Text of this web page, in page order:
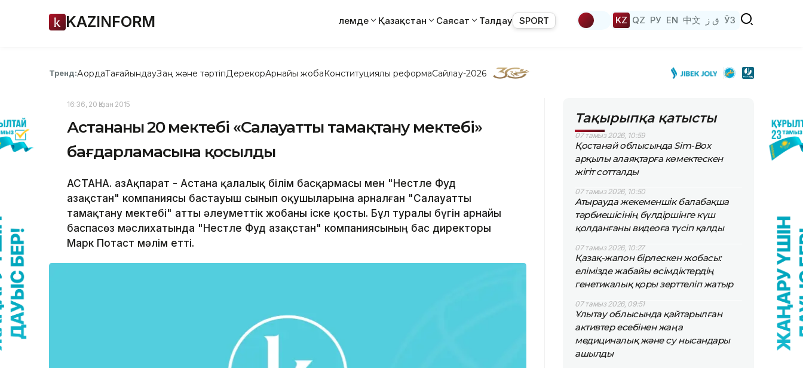
KAZINFORM Әлемде Қазақстан Саясат Талдау SPORT KZ QZ РУ EN 中文 ق ز ЎЗ
Тренд:АқордаТағайындауЗаң және тәртіпДерекқорАрнайы жобаКонституциялық реформаСайлау-2026
16:36, 20 Қазан 2015
Астананың 20 мектебі «Салауатты тамақтану мектебі»
бағдарламасына қосылды
АСТАНА. ҚазАқпарат - Астана қалалық білім басқармасы мен "Нестле Фуд
Қазақстан" компаниясы бастауыш сынып оқушыларына арналған "Салауатты
тамақтану мектебі" атты əлеуметтік жобаны іске қосты. Бұл туралы бүгін арнайы
баспасөз мəслихатында "Нестле Фуд Қазақстан" компаниясының бас директоры
Марк Потаст мəлім етті.
Тақырыпқа қатысты
07 тамыз 2026, 10:59
Қостанай облысында Sim-Box
арқылы алаяқтарға көмектескен
жігіт сотталды
07 тамыз 2026, 10:50
Атырауда жекеменшік балабақша
тәрбиешісінің бүлдіршінге күш
қолданғаны видеоға түсіп қалды
07 тамыз 2026, 10:27
Қазақ-жапон бірлескен жобасы:
елімізде жабайы өсімдіктердің
генетикалық қоры зерттеліп жатыр
07 тамыз 2026, 09:51
Ұлытау облысында қайтарылған
активтер есебінен жаңа
медициналық және су нысандары
ашылды